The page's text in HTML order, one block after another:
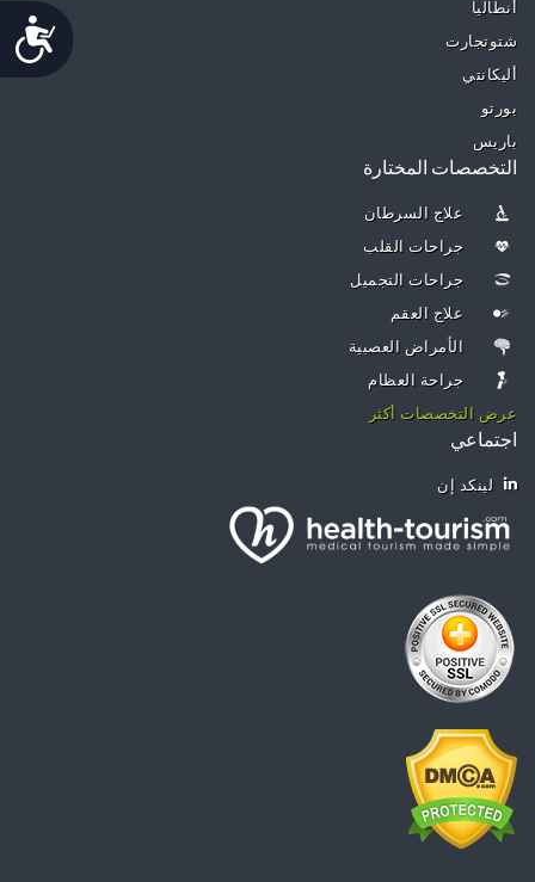
Accessibility
أنطاليا
شتوتجارت
أليكانتي
بورتو
باريس
التخصصات المختارة
علاج السرطان
جراحات القلب
جراحات التجميل
علاج العقم
الأمراض العصبية
جراحة العظام
عرض التخصصات أكثر
اجتماعي
لينكد إن